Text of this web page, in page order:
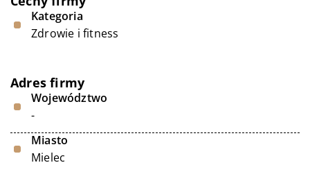
Kategoria
Zdrowie i fitness
Adres firmy
Województwo
-
Miasto
Mielec